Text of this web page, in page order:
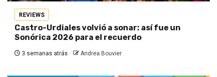
REVIEWS
Castro-Urdiales volvió a sonar: así fue un
Sonórica 2026 para el recuerdo
3 semanas atrás Andrea Bouvier